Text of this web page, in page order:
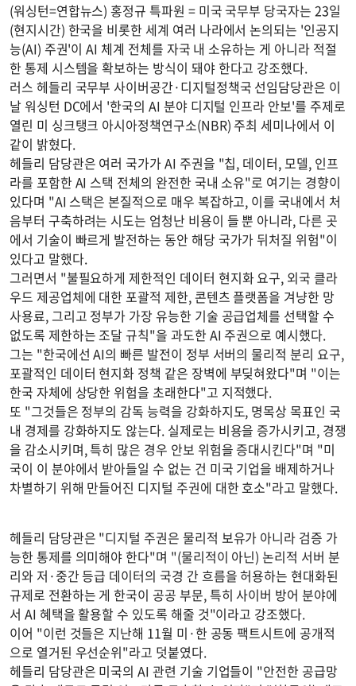
(워싱턴=연합뉴스) 홍정규 특파원 = 미국 국무부 당국자는 23일
(현지시간) 한국을 비롯한 세계 여러 나라에서 논의되는 '인공지
능(AI) 주권'이 AI 체계 전체를 자국 내 소유하는 게 아니라 적절
한 통제 시스템을 확보하는 방식이 돼야 한다고 강조했다.
러스 헤들리 국무부 사이버공간·디지털정책국 선임담당관은 이
날 워싱턴 DC에서 '한국의 AI 분야 디지털 인프라 안보'를 주제로
열린 미 싱크탱크 아시아정책연구소(NBR) 주최 세미나에서 이
같이 밝혔다.
헤들리 담당관은 여러 국가가 AI 주권을 "칩, 데이터, 모델, 인프
라를 포함한 AI 스택 전체의 완전한 국내 소유"로 여기는 경향이
있다며 "AI 스택은 본질적으로 매우 복잡하고, 이를 국내에서 처
음부터 구축하려는 시도는 엄청난 비용이 들 뿐 아니라, 다른 곳
에서 기술이 빠르게 발전하는 동안 해당 국가가 뒤처질 위험"이
있다고 말했다.
그러면서 "불필요하게 제한적인 데이터 현지화 요구, 외국 클라
우드 제공업체에 대한 포괄적 제한, 콘텐츠 플랫폼을 겨냥한 망
사용료, 그리고 정부가 가장 유능한 기술 공급업체를 선택할 수
없도록 제한하는 조달 규칙"을 과도한 AI 주권으로 예시했다.
그는 "한국에선 AI의 빠른 발전이 정부 서버의 물리적 분리 요구,
포괄적인 데이터 현지화 정책 같은 장벽에 부딪혀왔다"며 "이는
한국 자체에 상당한 위험을 초래한다"고 지적했다.
또 "그것들은 정부의 감독 능력을 강화하지도, 명목상 목표인 국
내 경제를 강화하지도 않는다. 실제로는 비용을 증가시키고, 경쟁
을 감소시키며, 특히 많은 경우 안보 위험을 증대시킨다"며 "미
국이 이 분야에서 받아들일 수 없는 건 미국 기업을 배제하거나
차별하기 위해 만들어진 디지털 주권에 대한 호소"라고 말했다.
헤들리 담당관은 "디지털 주권은 물리적 보유가 아니라 검증 가
능한 통제를 의미해야 한다"며 "(물리적이 아닌) 논리적 서버 분
리와 저·중간 등급 데이터의 국경 간 흐름을 허용하는 현대화된
규제로 전환하는 게 한국이 공공 부문, 특히 사이버 방어 분야에
서 AI 혜택을 활용할 수 있도록 해줄 것"이라고 강조했다.
이어 "이런 것들은 지난해 11월 미·한 공동 팩트시트에 공개적
으로 열거된 우선순위"라고 덧붙였다.
헤들리 담당관은 미국의 AI 관련 기술 기업들이 "안전한 공급망